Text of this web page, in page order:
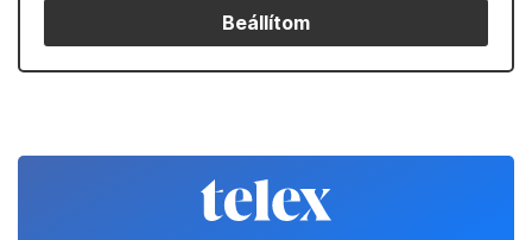
Beállítom